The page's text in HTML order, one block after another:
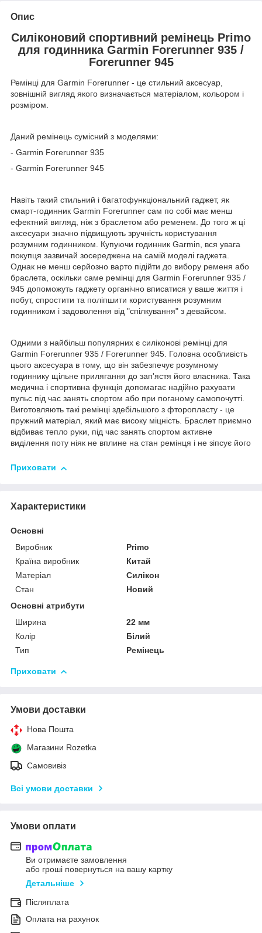
Опис
Силіконовий спортивний ремінець Primo
для годинника Garmin Forerunner 935 /
Forerunner 945
Ремінці для Garmin Forerunner - це стильний аксесуар,
зовнішній вигляд якого визначається матеріалом, кольором і
розміром.
Даний ремінець сумісний з моделями:
- Garmin Forerunner 935
- Garmin Forerunner 945
Навіть такий стильний і багатофункціональний гаджет, як
смарт-годинник Garmin Forerunner сам по собі має менш
ефектний вигляд, ніж з браслетом або ременем. До того ж ці
аксесуари значно підвищують зручність користування
розумним годинником. Купуючи годинник Garmin, вся увага
покупця зазвичай зосереджена на самій моделі гаджета.
Однак не менш серйозно варто підійти до вибору ременя або
браслета, оскільки саме ремінці для Garmin Forerunner 935 /
945 допоможуть гаджету органічно вписатися у ваше життя і
побут, спростити та поліпшити користування розумним
годинником і задоволення від "спілкування" з девайсом.
Одними з найбільш популярних є силіконові ремінці для
Garmin Forerunner 935 / Forerunner 945. Головна особливість
цього аксесуара в тому, що він забезпечує розумному
годиннику щільне прилягання до зап'ястя його власника. Така
медична і спортивна функція допомагає надійно рахувати
пульс під час занять спортом або при поганому самопочутті.
Виготовляють такі ремінці здебільшого з фторопласту - це
пружний матеріал, який має високу міцність. Браслет приємно
відбиває тепло руки, під час занять спортом активне
виділення поту ніяк не вплине на стан ремінця і не зіпсує його
Приховати
Характеристики
Основні
Виробник
Primo
Країна виробник
Китай
Матеріал
Силікон
Стан
Новий
Основні атрибути
Ширина
22 мм
Колір
Білий
Тип
Ремінець
Приховати
Умови доставки
Нова Пошта
Магазини Rozetka
Самовивіз
Всі умови доставки
Умови оплати
Ви отримаєте замовлення
або гроші повернуться на вашу картку
Детальніше
Післяплата
Оплата на рахунок